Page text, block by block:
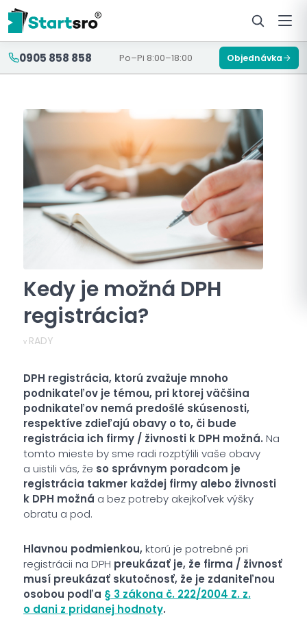
0905 858 858 Po–Pi 8:00–18:00 Objednávka
Kedy je možná DPH
registrácia?
v RADY
DPH registrácia, ktorú zvažuje mnoho
podnikateľov je témou, pri ktorej väčšina
podnikateľov nemá predošlé skúsenosti,
respektíve zdieľajú obavy o to, či bude
registrácia ich firmy / živnosti k DPH možná. Na
tomto mieste by sme radi rozptýlili vaše obavy
a uistili vás, že so správnym poradcom je
registrácia takmer každej firmy alebo živnosti
k DPH možná a bez potreby akejkoľvek výšky
obratu a pod.
Hlavnou podmienkou,ktorú je potrebné pri
registrácii na DPH preukázať je, že firma / živnosť
musí preukázať skutočnosť, že je zdaniteľnou
osobou podľa § 3 zákona č. 222/2004 Z. z.
o dani z pridanej hodnoty.